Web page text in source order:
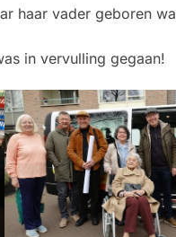
haar vader geboren
in vervulling gegaan!